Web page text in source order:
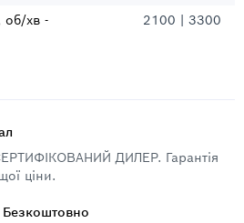
об/хв -
2100 | 3300
ДИЛЕР. Гарантія
ціни.